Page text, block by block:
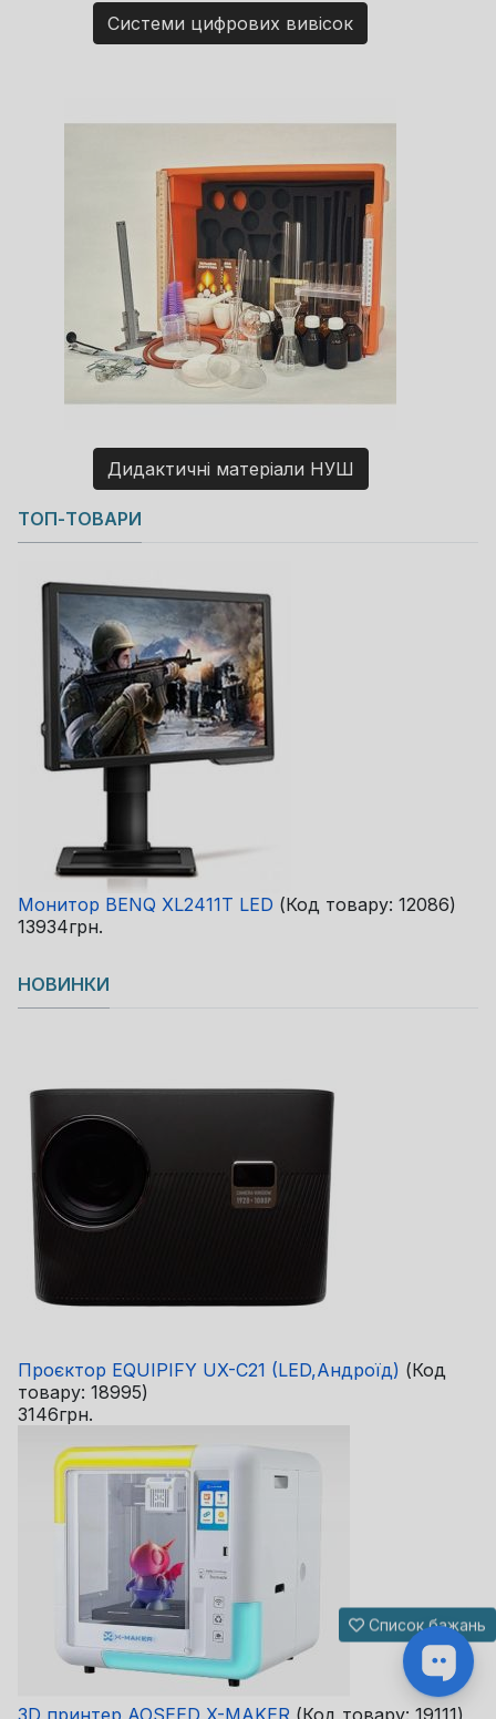
Системи цифрових вивісок
Дидактичні матеріали НУШ
Copyright MAXXmarketing GmbH
JoomShopping Download & Support
ТОП-ТОВАРИ
Монитор BENQ XL2411T LED (Код товару: 12086)
13934грн.
НОВИНКИ
Проєктор EQUIPIFY UX-C21 (LED,Андроїд) (Код
товару: 18995)
3146грн.
3D принтер AOSEED X-MAKER (Код товару: 19111)
Список бажань